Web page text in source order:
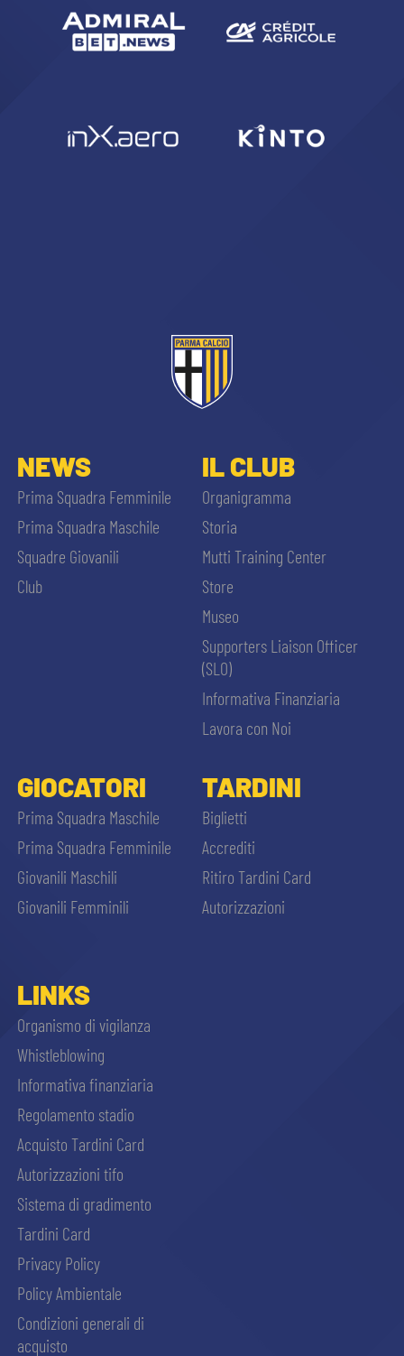
NEWS
Prima Squadra Femminile
Prima Squadra Maschile
Squadre Giovanili
Club
IL CLUB
Organigramma
Storia
Mutti Training Center
Store
Museo
Supporters Liaison Officer
(SLO)
Informativa Finanziaria
Lavora con Noi
GIOCATORI
Prima Squadra Maschile
Prima Squadra Femminile
Giovanili Maschili
Giovanili Femminili
TARDINI
Biglietti
Accrediti
Ritiro Tardini Card
Autorizzazioni
LINKS
Organismo di vigilanza
Whistleblowing
Informativa finanziaria
Regolamento stadio
Acquisto Tardini Card
Autorizzazioni tifo
Sistema di gradimento
Tardini Card
Privacy Policy
Policy Ambientale
Condizioni generali di
acquisto